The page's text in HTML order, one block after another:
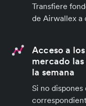
Transfiere
de Airwallex a
Acceso a
mercado
la semana
Si no